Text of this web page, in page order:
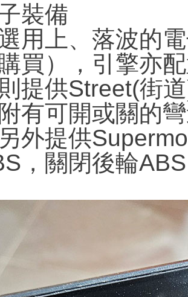
裝備
用上、落波的
買），引擎亦
提供Street(街
有可開或關的
外提供
，關閉後輪